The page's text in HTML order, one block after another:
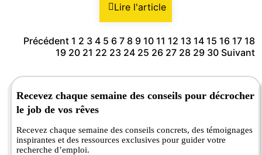
Lire l'article
Précédent 1 2 3 4 5 6 7 8 9 10 11 12 13 14 15 16 17 18
19 20 21 22 23 24 25 26 27 28 29 30 Suivant
Recevez chaque semaine des conseils pour décrocher
le job de vos rêves
Recevez chaque semaine des conseils concrets, des témoignages
inspirantes et des ressources exclusives pour guider votre
recherche d’emploi.